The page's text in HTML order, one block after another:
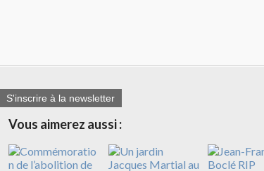
S'inscrire à la newsletter
Vous aimerez aussi :